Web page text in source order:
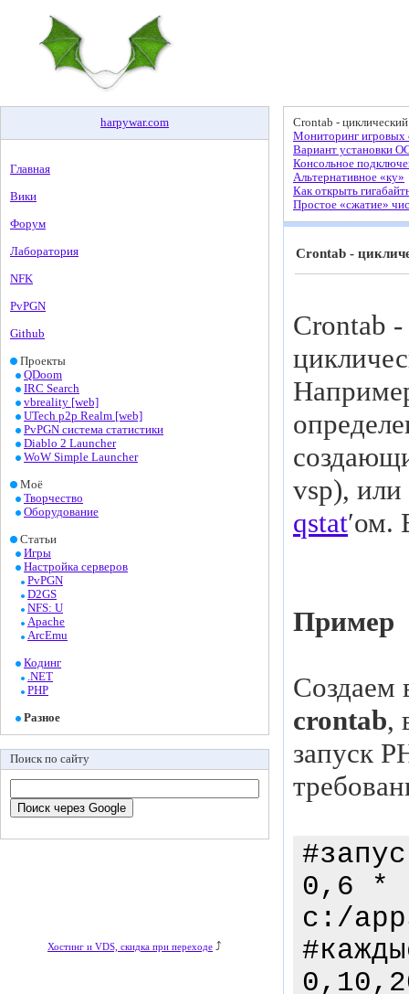
harpywar.com
Главная
Вики
Форум
Лаборатория
NFK
PvPGN
Github
Проекты
QDoom
IRC Search
vbreality [web]
UTech p2p Realm [web]
PvPGN система статистики
Diablo 2 Launcher
WoW Simple Launcher
Моё
Творчество
Оборудование
Статьи
Игры
Настройка серверов
PvPGN
D2GS
NFS: U
Apache
ArcEmu
Кодинг
.NET
PHP
Разное
Поиск по сайту
Хостинг и VDS, скидка при переходе ⤴
Crontab -
Мониторинг игровых
Вариант установки
Консольное
Альтернативное «ку»
Как открыть
Простое «сжатие»
Crontab -
Crontab
vsp), или
qstat′ом.
Пример
Создаем
crontab,
запуск
0,6 *
c:/